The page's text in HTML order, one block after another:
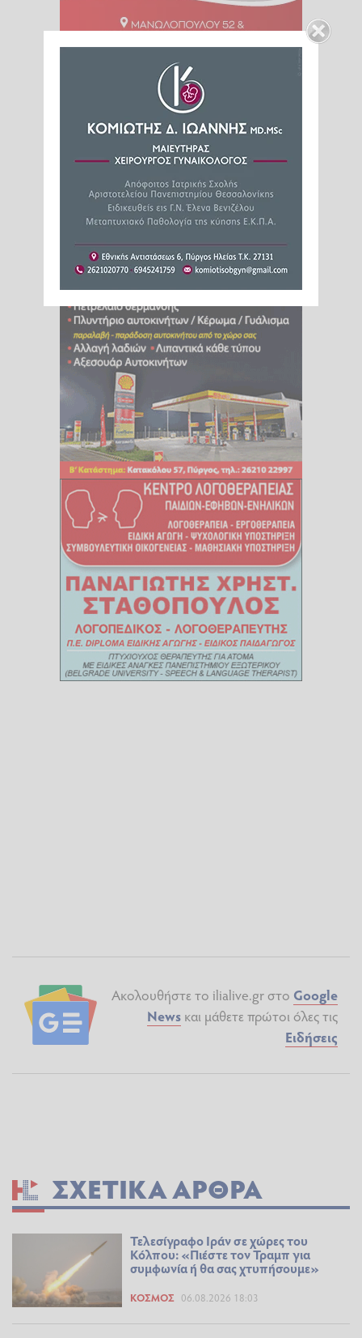
Ακολουθήστε το ilialive.gr στο Google
News και μάθετε πρώτοι όλες τις
Ειδήσεις
ΣΧΕΤΙΚΆ ΆΡΘΡΑ
Τελεσίγραφο Ιράν σε χώρες του
Κόλπου: «Πιέστε τον Τραμπ για
συμφωνία ή θα σας χτυπήσουμε»
ΚΌΣΜΟΣ 06.08.2026 18:03